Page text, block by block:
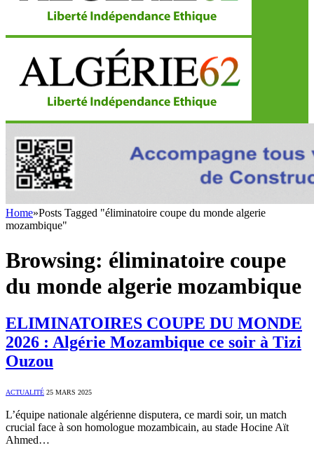
Home»Posts Tagged "éliminatoire coupe du monde algerie
mozambique"
Browsing: éliminatoire coupe
du monde algerie mozambique
ELIMINATOIRES COUPE DU MONDE
2026 : Algérie Mozambique ce soir à Tizi
Ouzou
ACTUALITÉ 25 MARS 2025
L’équipe nationale algérienne disputera, ce mardi soir, un match
crucial face à son homologue mozambicain, au stade Hocine Aït
Ahmed…